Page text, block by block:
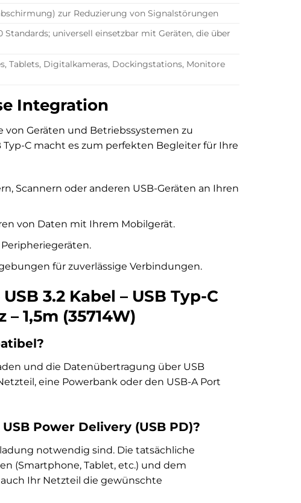
zur Reduzierung von Signalstörungen
Standards; universell einsetzbar mit Geräten, die über
Tablets, Digitalkameras, Dockingstations, Monitore
Integration
von Geräten und Betriebssystemen zu
C macht es zum perfekten Begleiter für Ihre
Scannern oder anderen USB-Geräten an Ihren
von Daten mit Ihrem Mobilgerät.
für zuverlässige Verbindungen.
3.2 Kabel – USB Typ-C
1,5m (35714W)
und die Datenübertragung über USB
eine Powerbank oder den USB-A Port
Power Delivery (USB PD)?
notwendig sind. Die tatsächliche
(Smartphone, Tablet, etc.) und dem
Ihr Netzteil die gewünschte